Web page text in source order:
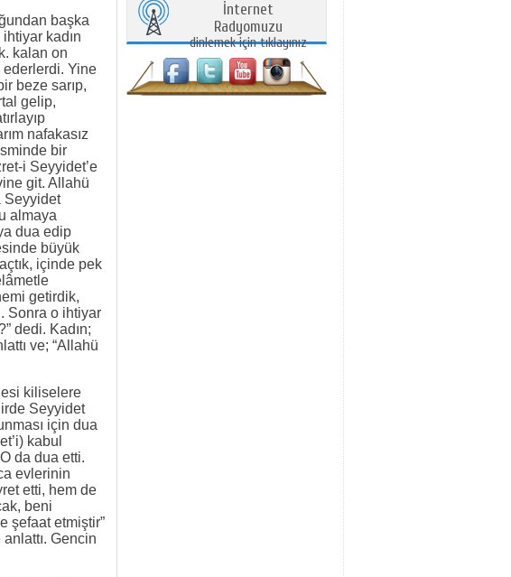
başka
kadın
kalan on
ederlerdi. Yine
beze sarıp,
gelip,
nafakasız
bir
i Seyyidet’e
git. Allahü
Seyyidet
almaya
dua edip
büyük
içinde pek
getirdik,
Sonra o ihtiyar
dedi. Kadın;
ve; “Allahü
kiliselere
Seyyidet
için dua
kabul
da dua etti.
evlerinin
etti, hem de
beni
şefaat etmiştir”
Gencin
İnternet
Radyomuzu
dinlemek için tıklayınız